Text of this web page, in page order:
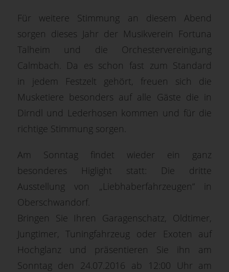
Für weitere Stimmung an diesem Abend
sorgen dieses Jahr der Musikverein Fortuna
Talheim und die Orchestervereinigung
Calmbach. Da es schon fast zum Standard
in jedem Festzelt gehört, freuen sich die
Musketiere besonders auf alle Gäste die in
Dirndl und Lederhosen kommen und für die
richtige Stimmung sorgen.
Am Sonntag findet wieder ein ganz
besonderes Higlight statt: Die dritte
Ausstellung von „Liebhaberfahrzeugen“ in
Oberschwandorf.
Bringen Sie Ihren Garagenschatz, Oldtimer,
Jungtimer, Tuningfahrzeug oder Exoten auf
Hochglanz und präsentieren Sie ihn am
Sonntag den 24.07.2016 ab 12:00 Uhr am